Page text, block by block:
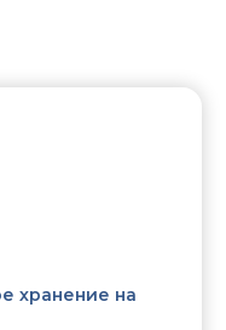
хранение на